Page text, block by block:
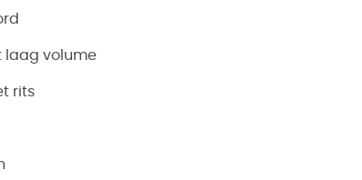
laag volume
rits